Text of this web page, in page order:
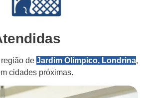
de Jardim Olímpico, Londrina,
cidades próximas.